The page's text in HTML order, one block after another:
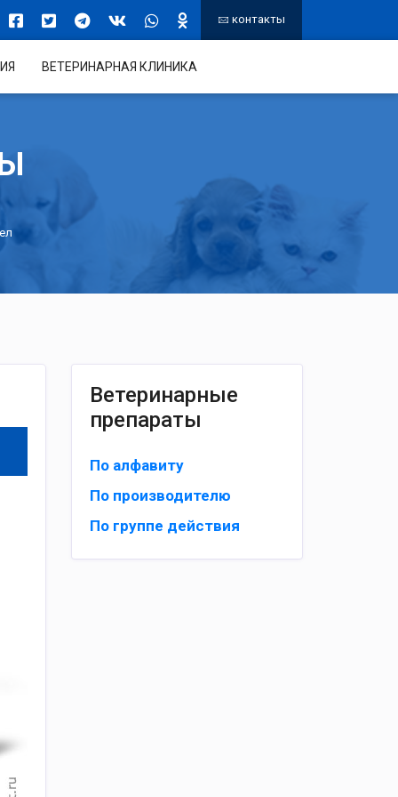
контакты
ВЕТЕРИНАРНАЯ КЛИНИКА
Ветеринарные
препараты
По алфавиту
По производителю
По группе действия